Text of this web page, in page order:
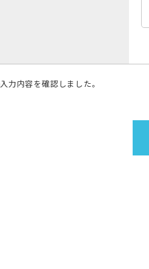
入力内容を確認しました。